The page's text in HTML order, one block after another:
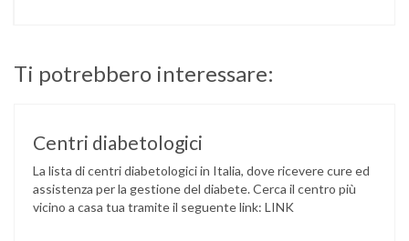
Ti potrebbero interessare:
Centri diabetologici
La lista di centri diabetologici in Italia, dove ricevere cure ed
assistenza per la gestione del diabete. Cerca il centro più
vicino a casa tua tramite il seguente link: LINK